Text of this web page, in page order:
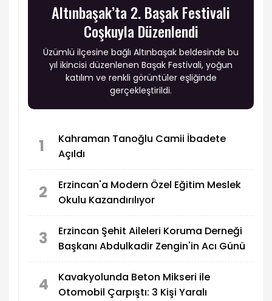
Altınbaşak’ta 2. Başak Festivali
Coşkuyla Düzenlendi
Üzümlü ilçesine bağlı Altınbaşak beldesinde bu
yıl ikincisi düzenlenen Başak Festivali, yoğun
katılım ve renkli görüntüler eşliğinde
gerçekleştirildi.
1
Kahraman Tanoğlu Camii İbadete
Açıldı
2
Erzincan'a Modern Özel Eğitim Meslek
Okulu Kazandırılıyor
3
Erzincan Şehit Aileleri Koruma Derneği
Başkanı Abdulkadir Zengin'in Acı Günü
4
Kavakyolunda Beton Mikseri ile
Otomobil Çarpıştı: 3 Kişi Yaralı